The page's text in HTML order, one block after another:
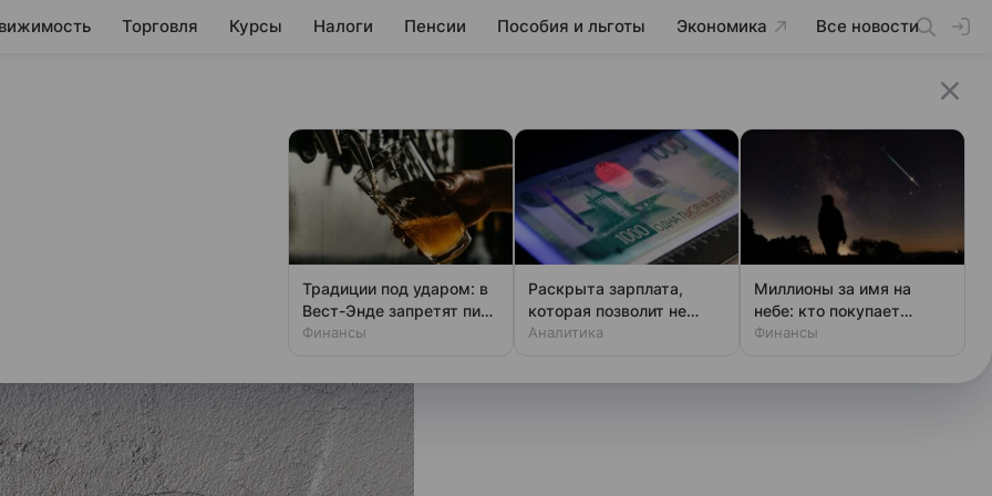
Торговля Курсы Налоги Пенсии Пособия и льготы Экономика Все новости
строительства?
Традиции под ударом: в
Вест-Энде запретят пить
у стойки
Финансы
Раскрыта зарплата,
которая позволит не
чувствовать зависти
Аналитика
Миллионы за имя на
небе: кто покупает
звезды
Финансы